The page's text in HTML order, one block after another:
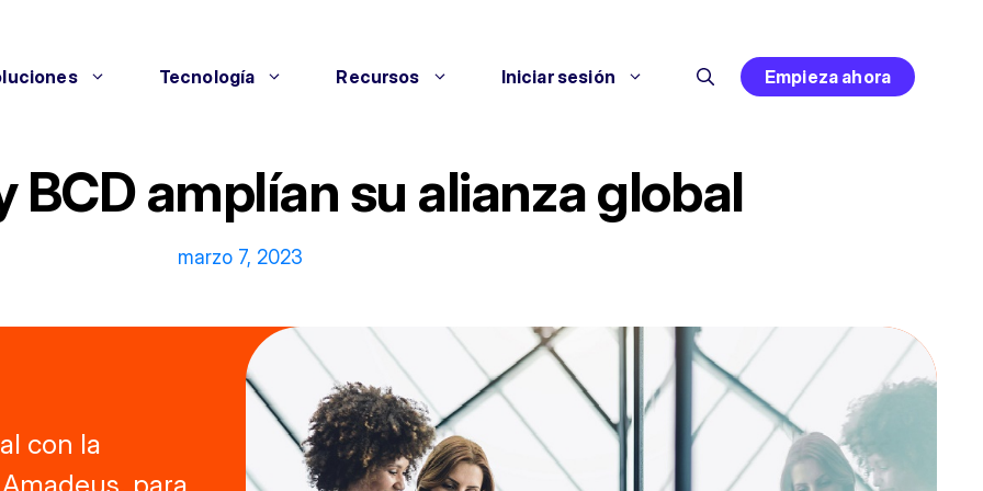
Tecnología Recursos Iniciar sesión Empieza ahora
BCD amplían su alianza global
marzo 7, 2023
con la
para